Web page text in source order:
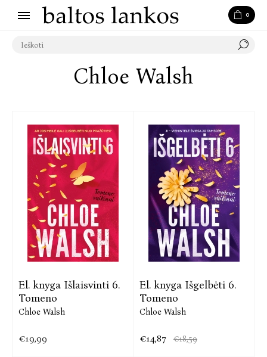
0
Chloe Walsh
El. knyga Išlaisvinti 6.
Tomeno
Chloe Walsh
€19,99
El. knyga Išgelbėti 6.
Tomeno
Chloe Walsh
€14,87 €18,59